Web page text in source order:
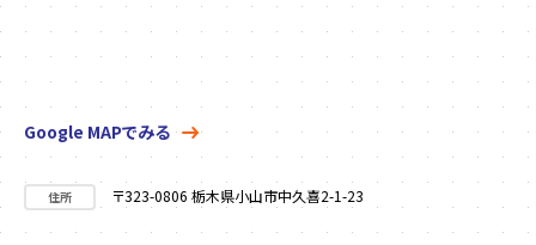
Google MAPでみる
住所 〒323-0806 栃木県小山市中久喜2-1-23